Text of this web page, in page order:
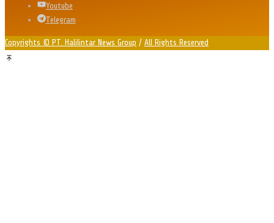
Youtube
Telegram
Copyrights © PT. Halilintar News Group / All Rights Reserved